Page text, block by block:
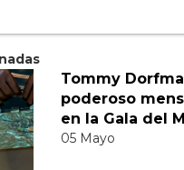
Tommy
poderoso
en la Gala del
05 Mayo